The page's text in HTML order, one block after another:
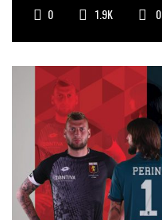
0 1.9K 0